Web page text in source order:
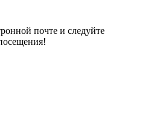
почте и следуйте